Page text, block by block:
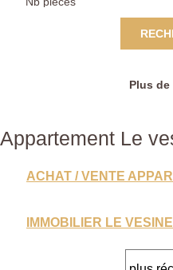
Plus de
Appartement Le
ACHAT / VENTE
IMMOBILIER LE